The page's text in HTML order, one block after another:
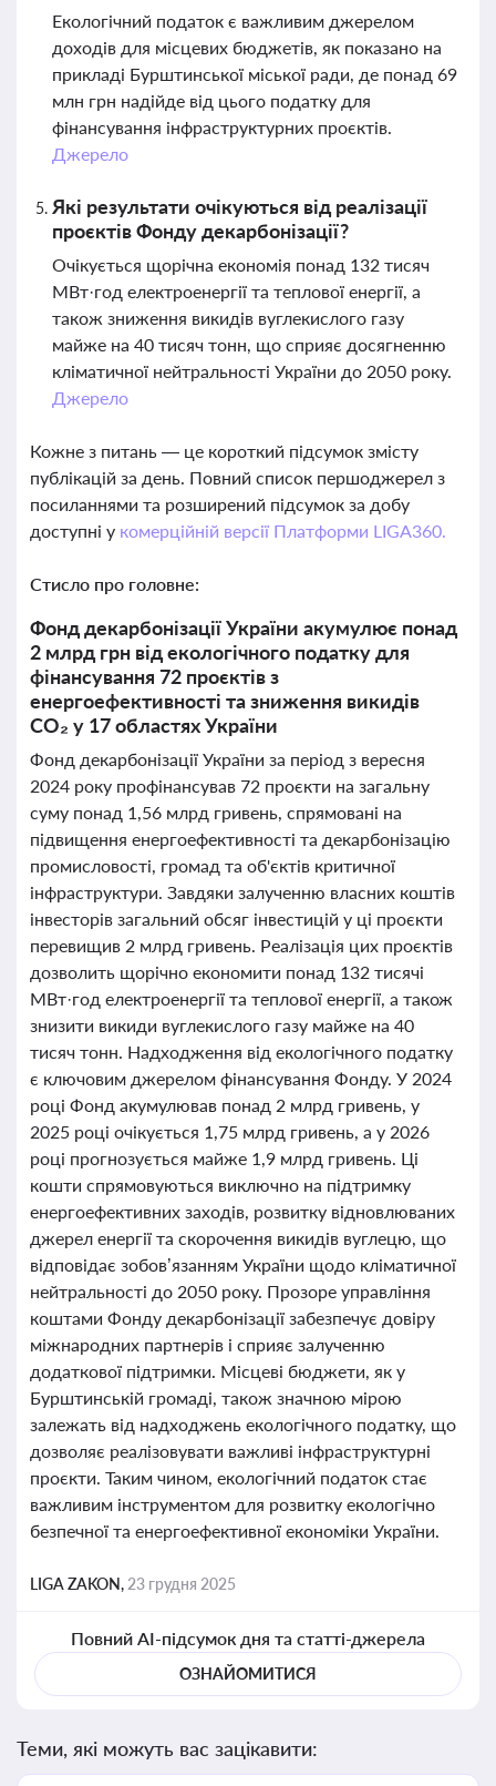
Екологічний податок є важливим джерелом
доходів для місцевих бюджетів, як показано на
прикладі Бурштинської міської ради, де понад 69
млн грн надійде від цього податку для
фінансування інфраструктурних проєктів.
Джерело
Які результати очікуються від реалізації
проєктів Фонду декарбонізації?
Очікується щорічна економія понад 132 тисяч
МВт·год електроенергії та теплової енергії, а
також зниження викидів вуглекислого газу
майже на 40 тисяч тонн, що сприяє досягненню
кліматичної нейтральності України до 2050 року.
Джерело
Кожне з питань — це короткий підсумок змісту
публікацій за день. Повний список першоджерел з
посиланнями та розширений підсумок за добу
доступні у комерційній версії Платформи LIGA360.
Стисло про головне:
Фонд декарбонізації України акумулює понад
2 млрд грн від екологічного податку для
фінансування 72 проєктів з
енергоефективності та зниження викидів
CO₂ у 17 областях України
Фонд декарбонізації України за період з вересня
2024 року профінансував 72 проєкти на загальну
суму понад 1,56 млрд гривень, спрямовані на
підвищення енергоефективності та декарбонізацію
промисловості, громад та об'єктів критичної
інфраструктури. Завдяки залученню власних коштів
інвесторів загальний обсяг інвестицій у ці проєкти
перевищив 2 млрд гривень. Реалізація цих проєктів
дозволить щорічно економити понад 132 тисячі
МВт·год електроенергії та теплової енергії, а також
знизити викиди вуглекислого газу майже на 40
тисяч тонн. Надходження від екологічного податку
є ключовим джерелом фінансування Фонду. У 2024
році Фонд акумулював понад 2 млрд гривень, у
2025 році очікується 1,75 млрд гривень, а у 2026
році прогнозується майже 1,9 млрд гривень. Ці
кошти спрямовуються виключно на підтримку
енергоефективних заходів, розвитку відновлюваних
джерел енергії та скорочення викидів вуглецю, що
відповідає зобов’язанням України щодо кліматичної
нейтральності до 2050 року. Прозоре управління
коштами Фонду декарбонізації забезпечує довіру
міжнародних партнерів і сприяє залученню
додаткової підтримки. Місцеві бюджети, як у
Бурштинській громаді, також значною мірою
залежать від надходжень екологічного податку, що
дозволяє реалізовувати важливі інфраструктурні
проєкти. Таким чином, екологічний податок стає
важливим інструментом для розвитку екологічно
безпечної та енергоефективної економіки України.
LIGA ZAKON, 23 грудня 2025
Повний AI-підсумок дня та статті-джерела
ОЗНАЙОМИТИСЯ
Теми, які можуть вас зацікавити: